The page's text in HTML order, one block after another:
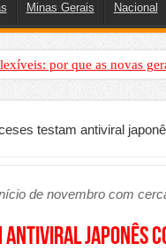
Minas Gerais Nacional
por que as novas
como saber a hora certa de
de transfer passeios e
o Cerco Contra Streamings
testam antiviral
de novembro com
antiviral japonês